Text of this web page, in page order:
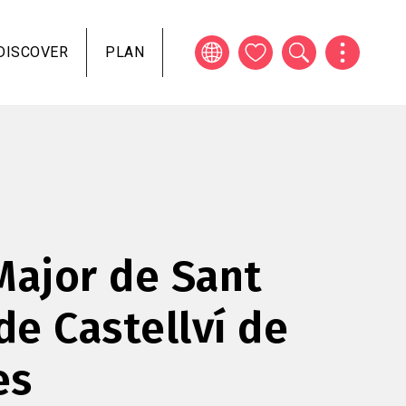
PLAN
de Sant
Castellví de